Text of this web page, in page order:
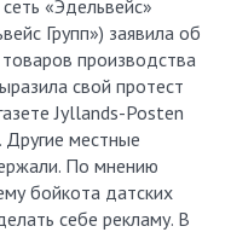
Групп») заявила об
производства
свой протест
Jyllands-Posten
местные
По мнению
бойкота датских
себе рекламу. В